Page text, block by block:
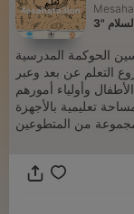
"3
الحوكمة المدرسية
التعلم عن بعد وعبر
وأولياء أمورهم
تعليمية بالأجهزة
مجموعة من المتطوعين
مجموعة من الأنشطة
المركز ويتواصل مع مدرستين